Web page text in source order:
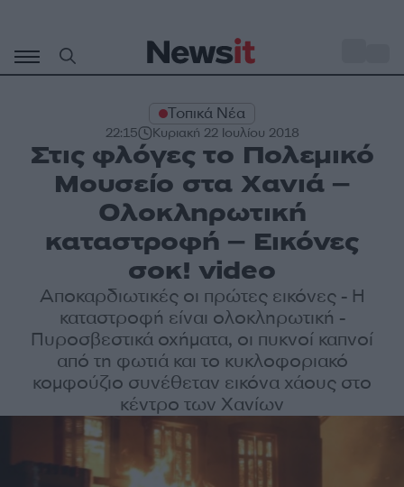
περιεχόμενο
Τοπικά Νέα
22:15 Κυριακή 22 Ιουλίου 2018
Στις φλόγες το Πολεμικό
Μουσείο στα Χανιά –
Ολοκληρωτική
καταστροφή – Εικόνες
σοκ! video
Αποκαρδιωτικές οι πρώτες εικόνες - Η
καταστροφή είναι ολοκληρωτική -
Πυροσβεστικά οχήματα, οι πυκνοί καπνοί
από τη φωτιά και το κυκλοφοριακό
κομφούζιο συνέθεταν εικόνα χάους στο
κέντρο των Χανίων